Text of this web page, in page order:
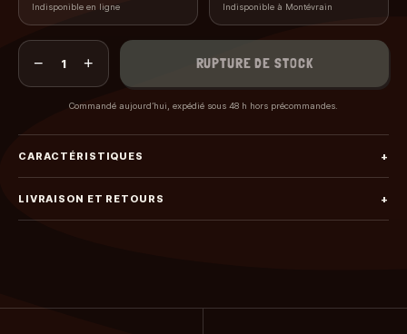
Indisponible en ligne Indisponible à Montévrain
− 1 + RUPTURE DE STOCK
Commandé aujourd’hui, expédié sous 48 h hors précommandes.
CARACTÉRISTIQUES +
LIVRAISON ET RETOURS +